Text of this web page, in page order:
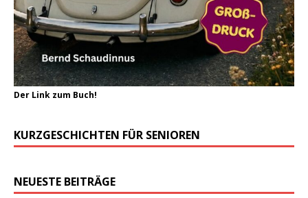
Der Link zum Buch!
KURZGESCHICHTEN FÜR SENIOREN
NEUESTE BEITRÄGE